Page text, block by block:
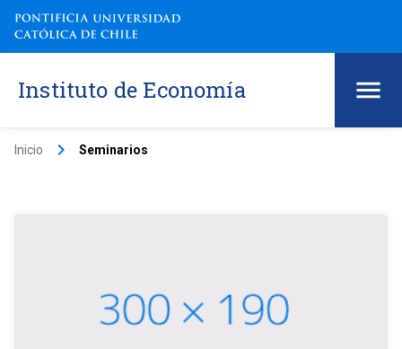
Instituto de Economía
Inicio keyboard_arrow_right Seminarios